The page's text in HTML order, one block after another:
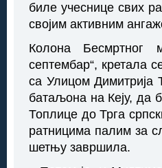
биле учеснице свих
својим активним
Колона Бесмртног
септембар“, кретала
са Улицом Димитрија
батаљона на Кеју, да
Топлице до Трга
ратницима палим за
шетњу завршила.